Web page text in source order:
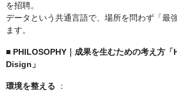
を招聘。
データという共通言語で、場所を問わず「最
ます。
■ PHILOSOPHY｜成果を生むための考え方
Disign」
環境を整える ：